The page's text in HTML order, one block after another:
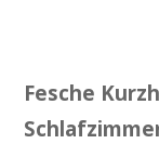
Fesche